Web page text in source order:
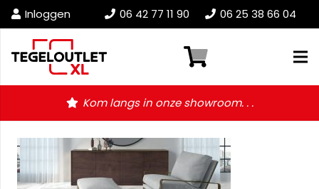
Inloggen 06 42 77 11 90 06 25 38 66 04
Kom langs in onze showroom. . .